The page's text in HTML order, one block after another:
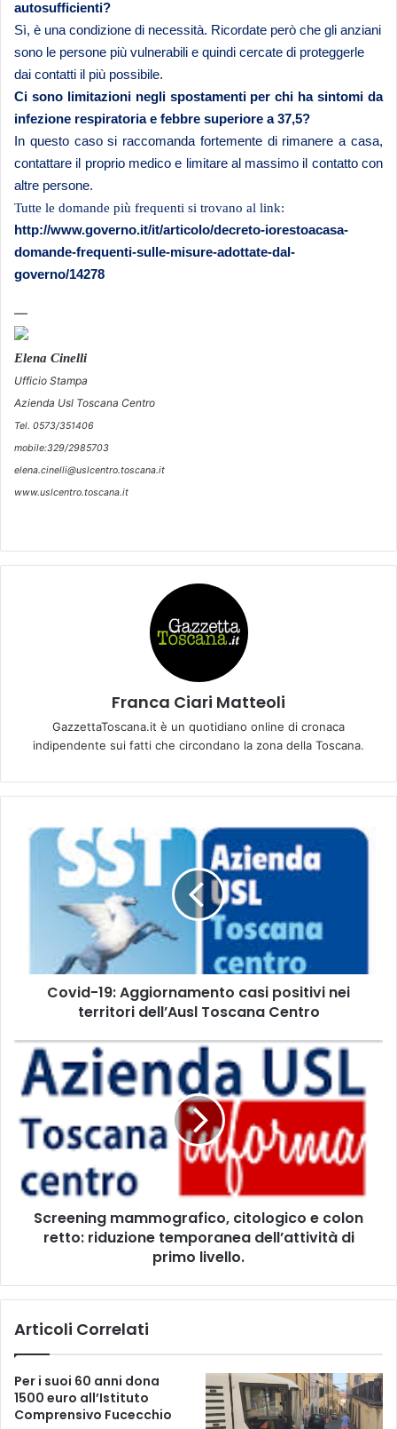
autosufficienti?
Sì, è una condizione di necessità. Ricordate però che gli anziani
sono le persone più vulnerabili e quindi cercate di proteggerle
dai contatti il più possibile.
Ci sono limitazioni negli spostamenti per chi ha sintomi da
infezione respiratoria e febbre superiore a 37,5?
In questo caso si raccomanda fortemente di rimanere a casa,
contattare il proprio medico e limitare al massimo il contatto con
altre persone.
Tutte le domande più frequenti si trovano al link:
http://www.governo.it/it/articolo/decreto-iorestoacasa-
domande-frequenti-sulle-misure-adottate-dal-
governo/14278
—
Elena Cinelli
Ufficio Stampa
Azienda Usl Toscana Centro
Tel. 0573/351406
mobile:329/2985703
elena.cinelli@uslcentro.toscana.it
www.uslcentro.toscana.it
Franca Ciari Matteoli
GazzettaToscana.it è un quotidiano online di cronaca
indipendente sui fatti che circondano la zona della Toscana.
i
a
n
i
o
t
i
v
Covid-19: Aggiornamento casi positivi nei
territori dell’Ausl Toscana Centro
e
n
r
i
c
o
Screening mammografico, citologico e colon
retto: riduzione temporanea dell’attività di
primo livello.
Articoli Correlati
Per i suoi 60 anni dona
1500 euro all’Istituto
Comprensivo Fucecchio